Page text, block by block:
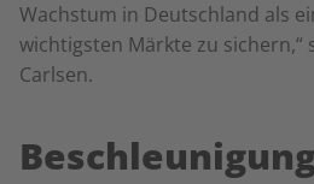
Wachstum in Deutschland als
wichtigsten Märkte zu sichern,“
Carlsen.